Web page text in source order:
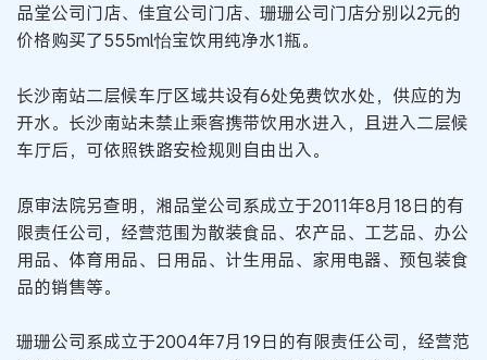
品堂公司门店、佳宜公司门店、珊珊公司门店分别以2元的
价格购买了555ml怡宝饮用纯净水1瓶。
长沙南站二层候车厅区域共设有6处免费饮水处，供应的为
开水。长沙南站未禁止乘客携带饮用水进入，且进入二层候
车厅后，可依照铁路安检规则自由出入。
原审法院另查明，湘品堂公司系成立于2011年8月18日的有
限责任公司，经营范围为散装食品、农产品、工艺品、办公
用品、体育用品、日用品、计生用品、家用电器、预包装食
品的销售等。
珊珊公司系成立于2004年7月19日的有限责任公司，经营范